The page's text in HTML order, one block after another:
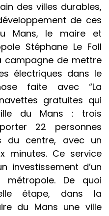
des villes durables,
de ces
Mans, le maire et
Stéphane Le Foll
campagne de mettre
électriques dans le
faite avec “La
gratuites qui
du Mans : trois
22 personnes
du centre, avec un
minutes. Ce service
investissement d’un
métropole. De quoi
étape, dans la
du Mans une ville